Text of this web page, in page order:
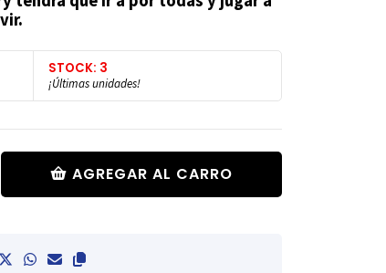
STOCK: 3
¡Últimas unidades!
AGREGAR AL CARRO